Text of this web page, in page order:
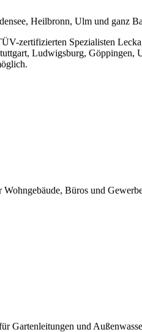
Heilbronn, Ulm und ganz
zertifizierten Spezialisten
Ludwigsburg, Göppingen,
Büros und
Gartenleitungen und